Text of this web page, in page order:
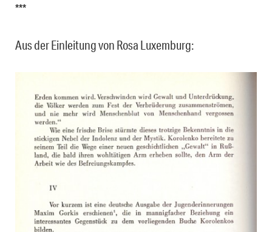
***
Aus der Einleitung von Rosa Luxemburg: